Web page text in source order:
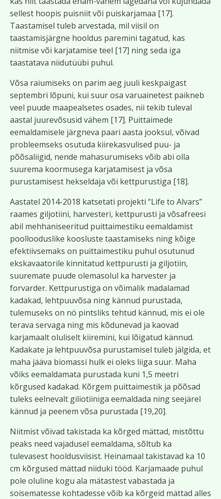
sellest hoopis puisniit või puiskarjamaa [17].
Taastamisel tuleb arvestada, mil viisil on
taastamisjärgne hooldus paremini tagatud, kas
niitmise või karjatamise teel [17] ning seda iga
taastatava niidutüübi puhul.
Võsa raiumiseks on parim aeg juuli keskpaigast
septembri lõpuni, kui suur osa varuainetest paikneb
veel puude maapealsetes osades, nii tekib tuleval
aastal juurevõsusid vähem [17]. Puittaimede
eemaldamisele järgneva paari aasta jooksul, võivad
probleemseks osutuda kiirekasvulised puu- ja
põõsaliigid, nende mahasurumiseks võib abi olla
suurema koormusega karjatamisest ja võsa
purustamisest hekseldaja või kettpurustiga [18].
Aastatel 2014-2018 katsetati projekti “Life to Alvars”
raames giljotiini, harvesteri, kettpurusti ja võsafreesi
abil mehhaniseeritud puittaimestiku eemaldamist
poollooduslike koosluste taastamiseks ning kõige
efektiivsemaks on puittaimestiku puhul osutunud
ekskavaatorile kinnitatud kettpurusti ja giljotiin,
suuremate puude olemasolul ka harvester ja
forvarder. Kettpurustiga on võimalik madalamad
kadakad, lehtpuuvõsa ning kännud purustada,
tulemuseks on nö pintsliks tehtud kännud, mis ei ole
terava servaga ning mis kõdunevad ja kaovad
karjamaalt oluliselt kiiremini, kui lõigatud kännud.
Kadakate ja lehtpuuvõsa purustamisel tuleb jälgida, et
maha jääva biomassi hulk ei oleks liiga suur. Maha
võiks eemaldamata purustada kuni 1,5 meetri
kõrgused kadakad. Kõrgem puittaimestik ja põõsad
tuleks eelnevalt giliotiiniga eemaldada ning seejärel
kännud ja peenem võsa purustada [19,20].
Niitmist võivad takistada ka kõrged mättad, mistõttu
peaks need vajadusel eemaldama, sõltub ka
tulevasest hooldusviisist. Heinamaal takistavad ka 10
cm kõrgused mättad niiduki tööd. Karjamaade puhul
pole oluline kogu ala mätastest vabastada ja
soisematesse kohtadesse võib ka kõrgeid mättad alles